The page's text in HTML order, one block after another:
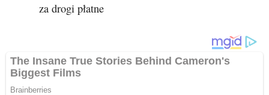
za drogi płatne